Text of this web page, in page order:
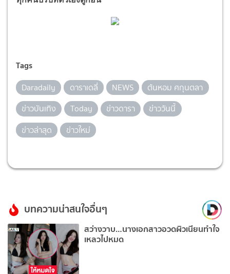
Tags
Daradaily ดาราเดลี่ NEWS
ต้นหอม ศกุนตลา
ข่าวบันเทิง
Today ข่าวดารา
ข่าววันนี้
ข่าวล่าสุด
ข่าวใหม่
บทความน่าสนใจอื่นๆ
สว่างวาบ…นางเอกสาวอวดผิวเนียนทำใจ
เหลวไปหมด